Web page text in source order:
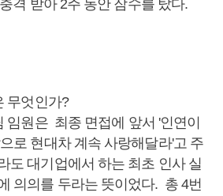
격 받아 2주 동안 잠수를 탔다.
무엇인가?
임원은 최종 면접에 앞서 '인연이
로 현대차 계속 사랑해달라'고 주
도 대기업에서 하는 최초 인사 실
의의를 두라는 뜻이었다. 총 4번